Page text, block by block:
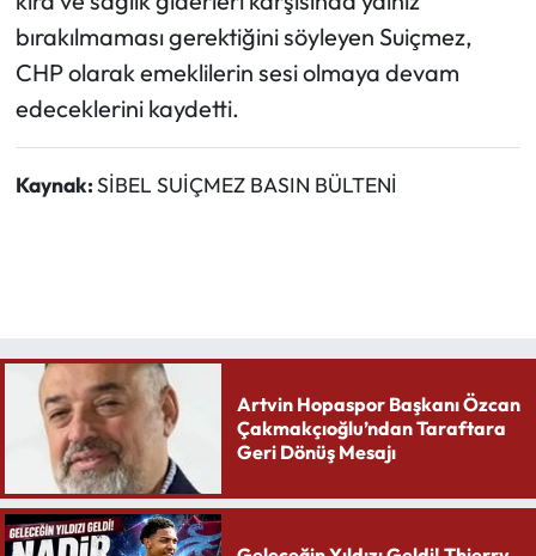
bırakılmaması gerektiğini söyleyen Suiçmez,
CHP olarak emeklilerin sesi olmaya devam
edeceklerini kaydetti.
Kaynak:SİBEL SUİÇMEZ BASIN BÜLTENİ
Artvin Hopaspor Başkanı Özcan
Çakmakçıoğlu’ndan Taraftara
Geri Dönüş Mesajı